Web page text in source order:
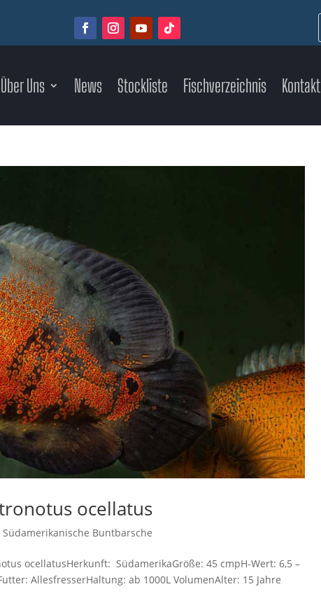
Über Uns News Stockliste Fischverzeichnis Kontakt
ocellatus
Südamerikanische Buntbarsche
ocellatusHerkunft: SüdamerikaGröße: 45 cmpH-Wert: 6,5 –
AllesfresserHaltung: ab 1000L VolumenAlter: 15 Jahre